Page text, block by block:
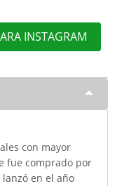
INSTAGRAM
con mayor
fue comprado por
lanzó en el año